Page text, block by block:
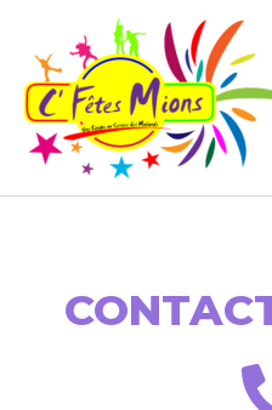
contenu